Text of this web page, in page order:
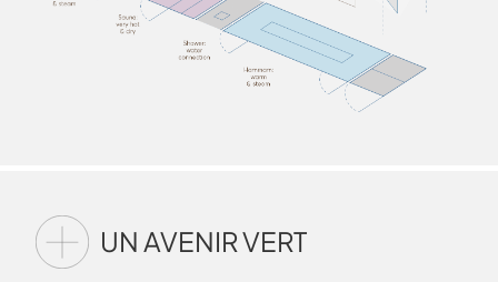
UN AVENIR VERT